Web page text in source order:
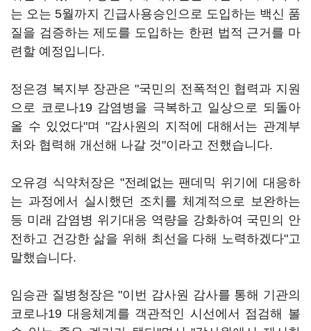
는 오는 5월까지 긴급사용승인으로 도입하는 백신 품
질을 검증하는 제도를 도입하는 한편 법적 근거를 마
련할 예정입니다.
정은경 복지부 장관은 "국민의 전폭적인 협력과 지원
으로 코로나19 감염병을 극복하고 일상으로 되돌아
올 수 있었다"며 "감사원의 지적에 대해서는 관계부
처와 협력해 개선해 나갈 것"이라고 전했습니다.
오유경 식약처장은 "전례없는 팬데믹 위기에 대응하
는 과정에서 실시했던 조치를 체계적으로 보완하는
등 미래 감염병 위기대응 역량을 강화하여 국민의 안
전하고 건강한 삶을 위해 최선을 다해 노력하겠다"고
말했습니다.
임승관 질병청장은 "이번 감사원 감사를 통해 기관의
코로나19 대응체계를 객관적인 시선에서 점검해 볼